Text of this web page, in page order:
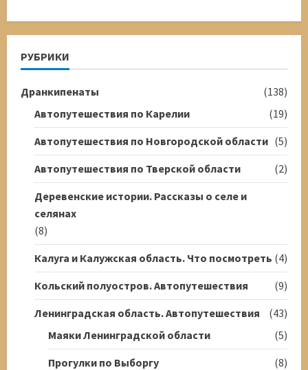
РУБРИКИ
Дранкипенаты
(138)
Автопутешествия по Карелии
(19)
Автопутешествия по Новгородской области (5)
Автопутешествия по Тверской области
(2)
Деревенские истории. Рассказы о селе и
селянах
(8)
Калуга и Калужская область. Что посмотреть (4)
Кольский полуостров. Автопутешествия
(9)
Ленинградская область. Автопутешествия
(43)
Маяки Ленинградской области
(5)
Прогулки по Выборгу
(8)